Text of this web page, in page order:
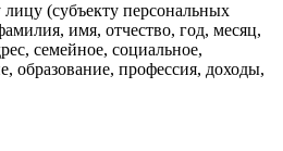
(субъекту персональных
имя, отчество, год, месяц,
семейное, социальное,
образование, профессия, доходы,